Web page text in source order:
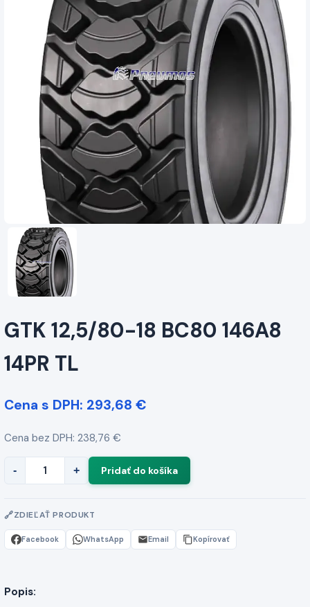
GTK 12,5/80-18 BC80 146A8
14PR TL
Cena s DPH: 293,68 €
Cena bez DPH: 238,76 €
- +
ZDIEĽAŤ PRODUKT
Facebook WhatsApp Email Kopírovať
Popis: